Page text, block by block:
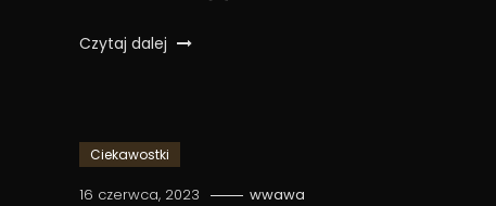
Czytaj dalej
Ciekawostki
16 czerwca, 2023 wwawa